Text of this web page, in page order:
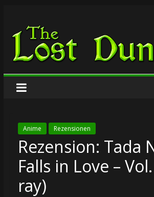
springen
The
Lost
Dungeon
Anime Rezensionen
Rezension: Tada
Falls in Love –
ray)